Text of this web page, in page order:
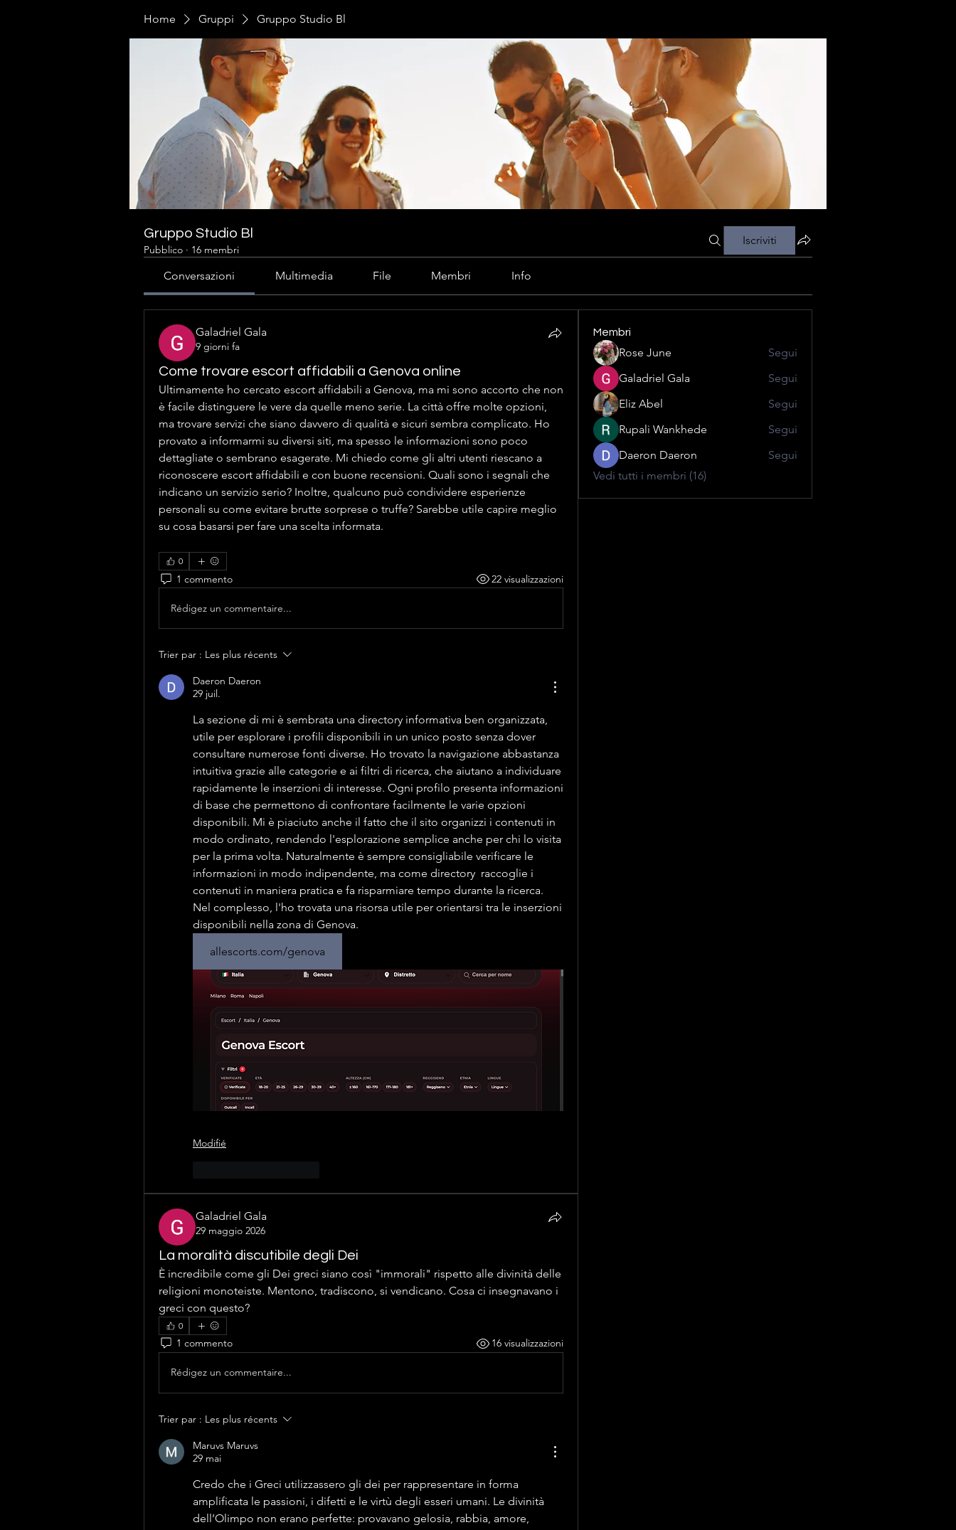
Home Gruppi Gruppo Studio Bl
Gruppo Studio Bl
Pubblico · 16 membri
Iscriviti
Conversazioni Multimedia File Membri Info
Galadriel Gala
9 giorni fa
Come trovare escort affidabili a Genova online
Ultimamente ho cercato escort affidabili a Genova, ma mi sono accorto che non
è facile distinguere le vere da quelle meno serie. La città offre molte opzioni,
ma trovare servizi che siano davvero di qualità e sicuri sembra complicato. Ho
provato a informarmi su diversi siti, ma spesso le informazioni sono poco
dettagliate o sembrano esagerate. Mi chiedo come gli altri utenti riescano a
riconoscere escort affidabili e con buone recensioni. Quali sono i segnali che
indicano un servizio serio? Inoltre, qualcuno può condividere esperienze
personali su come evitare brutte sorprese o truffe? Sarebbe utile capire meglio
su cosa basarsi per fare una scelta informata.
0
1 commento 22 visualizzazioni
Rédigez un commentaire...
Trier par : Les plus récents
Daeron Daeron
29 juil.
La sezione di mi è sembrata una directory informativa ben organizzata,
utile per esplorare i profili disponibili in un unico posto senza dover
consultare numerose fonti diverse. Ho trovato la navigazione abbastanza
intuitiva grazie alle categorie e ai filtri di ricerca, che aiutano a individuare
rapidamente le inserzioni di interesse. Ogni profilo presenta informazioni
di base che permettono di confrontare facilmente le varie opzioni
disponibili. Mi è piaciuto anche il fatto che il sito organizzi i contenuti in
modo ordinato, rendendo l'esplorazione semplice anche per chi lo visita
per la prima volta. Naturalmente è sempre consigliabile verificare le
informazioni in modo indipendente, ma come directory  raccoglie i
contenuti in maniera pratica e fa risparmiare tempo durante la ricerca.
Nel complesso, l'ho trovata una risorsa utile per orientarsi tra le inserzioni
disponibili nella zona di Genova.
allescorts.com/genova
Modifié
Galadriel Gala
29 maggio 2026
La moralità discutibile degli Dei
È incredibile come gli Dei greci siano così "immorali" rispetto alle divinità delle
religioni monoteiste. Mentono, tradiscono, si vendicano. Cosa ci insegnavano i
greci con questo?
0
1 commento 16 visualizzazioni
Rédigez un commentaire...
Trier par : Les plus récents
Maruvs Maruvs
29 mai
Credo che i Greci utilizzassero gli dei per rappresentare in forma
amplificata le passioni, i difetti e le virtù degli esseri umani. Le divinità
dell’Olimpo non erano perfette: provavano gelosia, rabbia, amore,
Membri
Rose June
Segui
Galadriel Gala
Segui
Eliz Abel
Segui
Rupali Wankhede
Segui
Daeron Daeron
Segui
Vedi tutti i membri (16)